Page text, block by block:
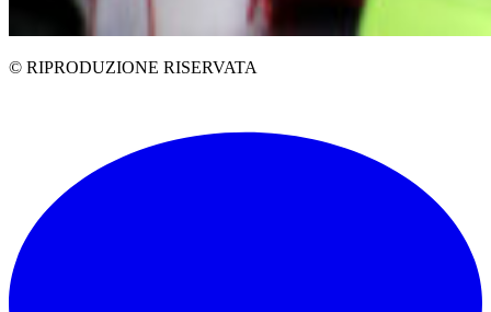
© RIPRODUZIONE RISERVATA